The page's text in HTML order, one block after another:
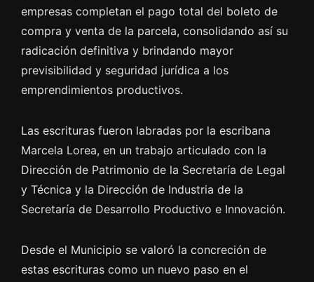
empresas completan el pago total del boleto de
compra y venta de la parcela, consolidando así su
radicación definitiva y brindando mayor
previsibilidad y seguridad jurídica a los
emprendimientos productivos.
Las escrituras fueron labradas por la escribana
Marcela Lorea, en un trabajo articulado con la
Dirección de Patrimonio de la Secretaría de Legal
y Técnica y la Dirección de Industria de la
Secretaría de Desarrollo Productivo e Innovación.
Desde el Municipio se valoró la concreción de
estas escrituras como un nuevo paso en el